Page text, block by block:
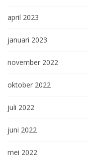
april 2023
januari 2023
november 2022
oktober 2022
juli 2022
juni 2022
mei 2022